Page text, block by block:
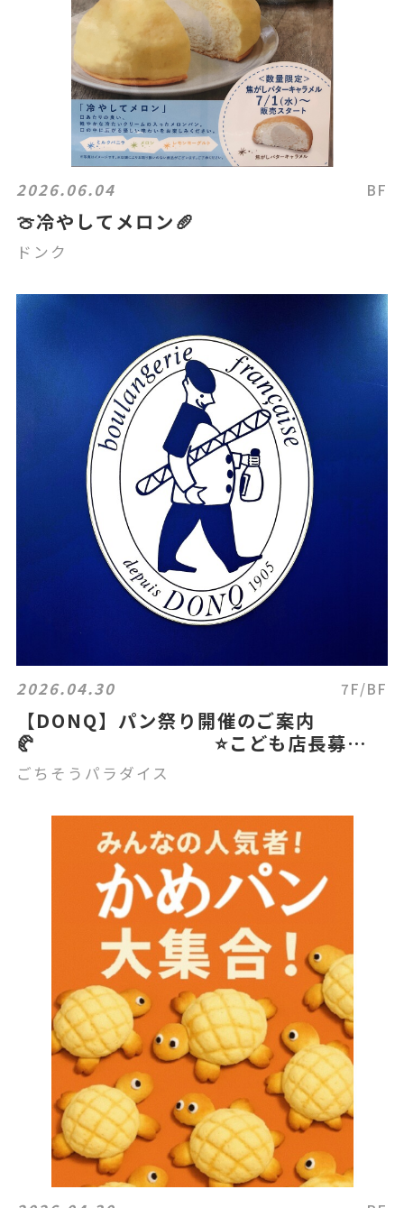
2026.06.04 BF
🍈冷やしてメロン🥖
ドンク
2026.04.30 7F/BF
【DONQ】パン祭り開催のご案内
🥐 ⭐こども店長募集中
❗⭐
ごちそうパラダイス